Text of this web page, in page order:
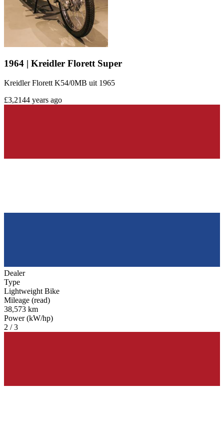
1964 | Kreidler Florett Super
Kreidler Florett K54/0MB uit 1965
£3,2144 years ago
Dealer
Type
Lightweight Bike
Mileage (read)
38,573 km
Power (kW/hp)
2 / 3